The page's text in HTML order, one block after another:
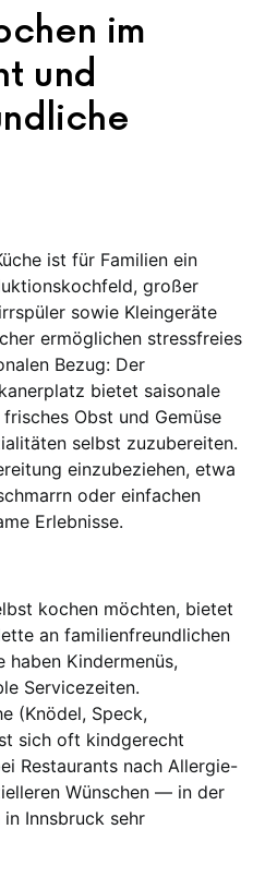
im
und
ist für Familien ein
großer
sowie Kleingeräte
ermöglichen stressfreies
Bezug: Der
bietet saisonale
Obst und Gemüse
selbst zuzubereiten.
einzubeziehen, etwa
oder einfachen
Erlebnisse.
kochen möchten, bietet
an familienfreundlichen
haben Kindermenüs,
Servicezeiten.
(Knödel, Speck,
sich oft kindgerecht
Restaurants nach Allergie-
Wünschen — in der
Innsbruck sehr